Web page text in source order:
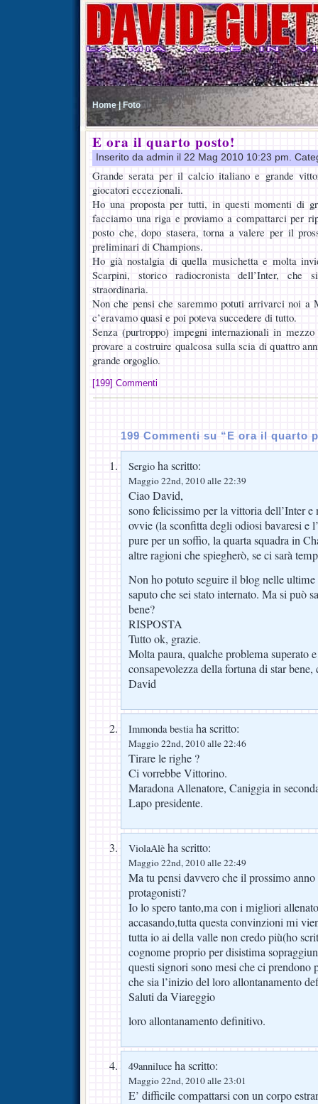
Home | Foto
E ora il quarto posto!
Inserito da admin il 22 Mag 2010 10:23 pm.
Grande serata per il calcio italiano e grande
giocatori eccezionali.
Ho una proposta per tutti, in questi momenti di
facciamo una riga e proviamo a compattarci per
posto che, dopo stasera, torna a valere per il
preliminari di Champions.
Ho già nostalgia di quella musichetta e molta
Scarpini, storico radiocronista dell’Inter, che
straordinaria.
Non che pensi che saremmo potuti arrivarci noi a
c’eravamo quasi e poi poteva succedere di tutto.
Senza (purtroppo) impegni internazionali in
provare a costruire qualcosa sulla scia di quattro
grande orgoglio.
[199] Commenti
199 Commenti su “E ora il quarto
Sergio ha scritto:
Maggio 22nd, 2010 alle 22:39
Ciao David,
sono felicissimo per la vittoria dell’Inter
ovvie (la sconfitta degli odiosi bavaresi e
pure per un soffio, la quarta squadra in
altre ragioni che spiegherò, se ci sarà
Non ho potuto seguire il blog nelle ultime
saputo che sei stato internato. Ma si può
bene?
RISPOSTA
Tutto ok, grazie.
Molta paura, qualche problema superato
consapevolezza della fortuna di star bene,
David
Immonda bestiaha scritto:
Maggio 22nd, 2010 alle 22:46
Tirare le righe ?
Ci vorrebbe Vittorino.
Maradona Allenatore, Caniggia in
Lapo presidente.
ViolaAlè ha scritto:
Maggio 22nd, 2010 alle 22:49
Ma tu pensi davvero che il prossimo anno
protagonisti?
Io lo spero tanto,ma con i migliori
accasando,tutta questa convinzioni mi
tutta io ai della valle non credo più(ho
cognome proprio per disistima
questi signori sono mesi che ci prendono
che sia l’inizio del loro allontanamento
Saluti da Viareggio
loro allontanamento definitivo.
49anniluce ha scritto:
Maggio 22nd, 2010 alle 23:01
E’ difficile compattarsi con un corpo